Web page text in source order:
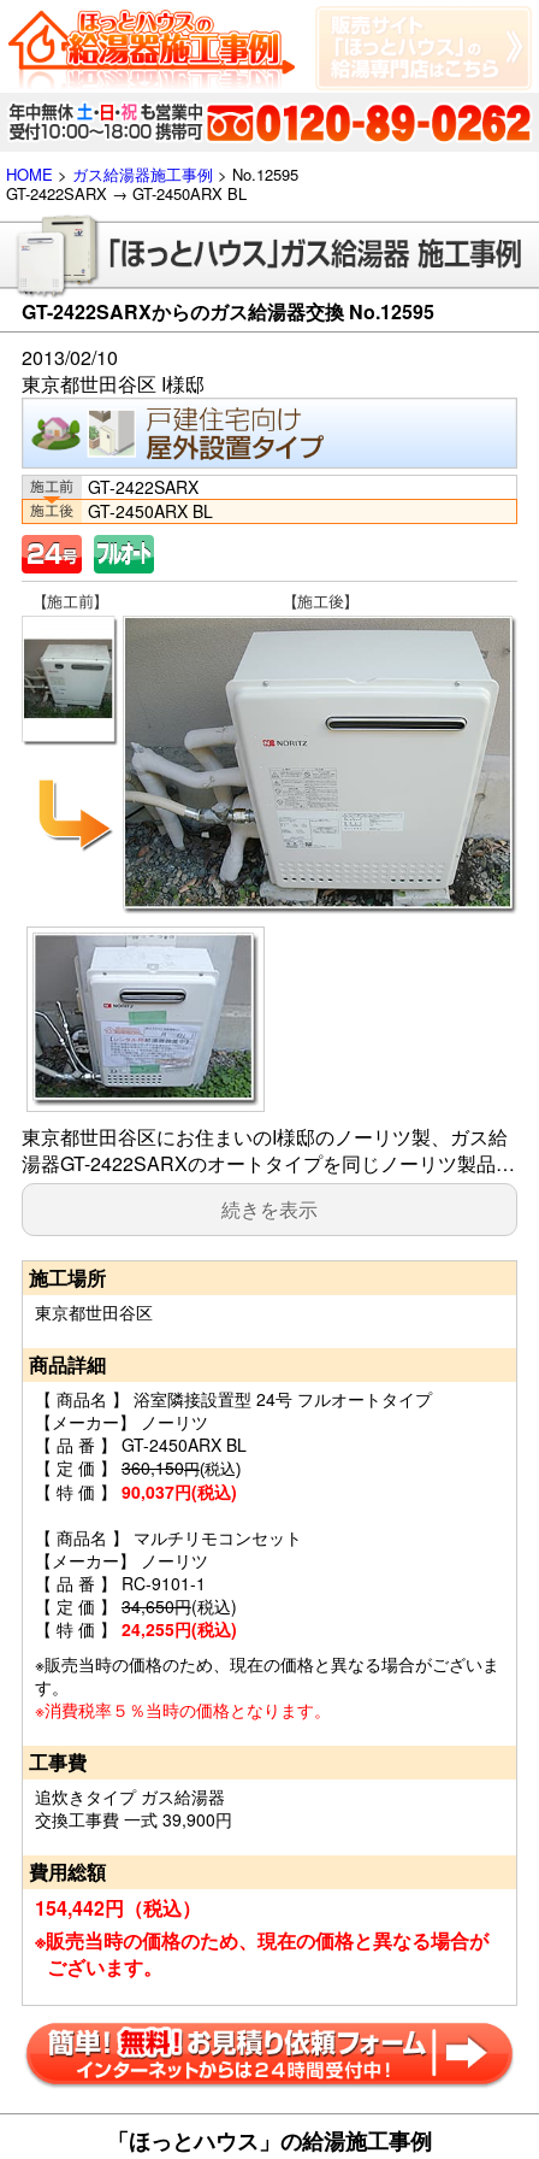
HOME > ガス給湯器施工事例 > No.12595
GT-2422SARX → GT-2450ARX BL
GT-2422SARXからのガス給湯器交換 No.12595
2013/02/10
東京都世田谷区 I様邸
GT-2422SARX
GT-2450ARX BL
東京都世田谷区にお住まいのI様邸のノーリツ製、ガス給
湯器GT-2422SARXのオートタイプを同じノーリツ製品…
続きを表示
施工場所
東京都世田谷区
商品詳細
【 商品名 】 浴室隣接設置型 24号 フルオートタイプ
【メーカー】 ノーリツ
【 品 番 】 GT-2450ARX BL
【 定 価 】 360,150円(税込)
【 特 価 】 90,037円(税込)
【 商品名 】 マルチリモコンセット
【メーカー】 ノーリツ
【 品 番 】 RC-9101-1
【 定 価 】 34,650円(税込)
【 特 価 】 24,255円(税込)
※販売当時の価格のため、現在の価格と異なる場合がございま
す。
※消費税率５％当時の価格となります。
工事費
追炊きタイプ ガス給湯器
交換工事費 一式 39,900円
費用総額
154,442円（税込）
※販売当時の価格のため、現在の価格と異なる場合が
ございます。
「ほっとハウス」の給湯施工事例